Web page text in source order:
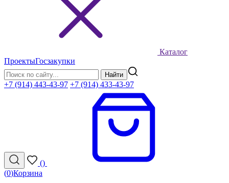
Каталог
ПроектыГосзакупки
Найти
+7 (914) 443-43-97 +7 (914) 433-43-97
()
(0)Корзина